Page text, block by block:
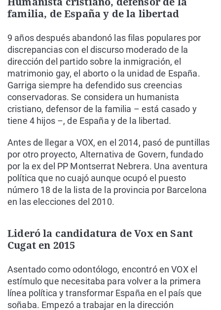
familia, de España y de la libertad
9 años después abandonó las filas populares por
discrepancias con el discurso moderado de la
dirección del partido sobre la inmigración, el
matrimonio gay, el aborto o la unidad de España.
Garriga siempre ha defendido sus creencias
conservadoras. Se considera un humanista
cristiano, defensor de la familia – está casado y
tiene 4 hijos –, de España y de la libertad.
Antes de llegar a VOX, en el 2014, pasó de puntillas
por otro proyecto, Alternativa de Govern, fundado
por la ex del PP Montserrat Nebrera. Una aventura
política que no cuajó aunque ocupó el puesto
número 18 de la lista de la provincia por Barcelona
en las elecciones del 2010.
Lideró la candidatura de Vox en Sant
Cugat en 2015
Asentado como odontólogo, encontró en VOX el
estímulo que necesitaba para volver a la primera
línea política y transformar España en el país que
soñaba. Empezó a trabajar en la dirección